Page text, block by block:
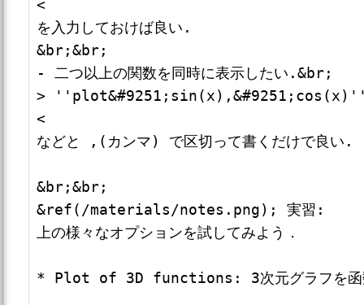
<
を入力しておけば良い.
&br;&br;
- 二つ以上の関数を同時に表示したい.&br;
>
<
などと ,(カンマ) で区切って書くだけで良い.
&br;&br;
&ref(/materials/notes.png); 実習:
上の様々なオプションを試してみよう．
* Plot of 3D functions: 3次元グラフを函